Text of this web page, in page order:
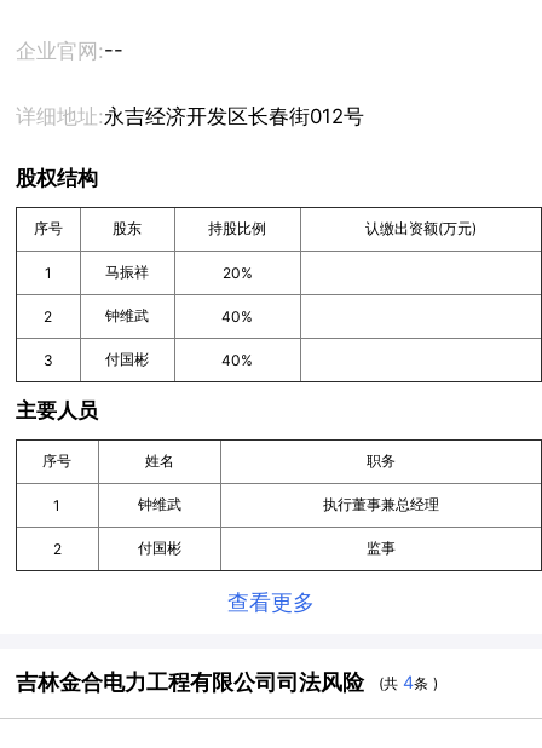
企业官网:--
详细地址:永吉经济开发区长春街012号
股权结构
序号 股东 持股比例 认缴出资额(万元)
1 马振祥 20%
2 钟维武 40%
3 付国彬 40%
主要人员
序号 姓名 职务
1 钟维武 执行董事兼总经理
2 付国彬 监事
查看更多
吉林金合电力工程有限公司司法风险 (共4条 )